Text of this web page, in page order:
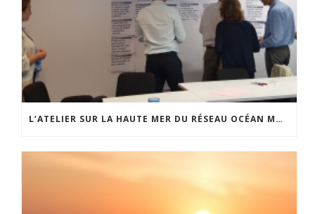
L’ATELIER SUR LA HAUTE MER DU RÉSEAU OCÉAN MONDIAL